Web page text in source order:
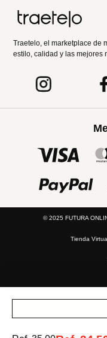
Traetelo, el marketplace de
estilo, calidad y las mejores
© 2025 FUTURA
Tienda